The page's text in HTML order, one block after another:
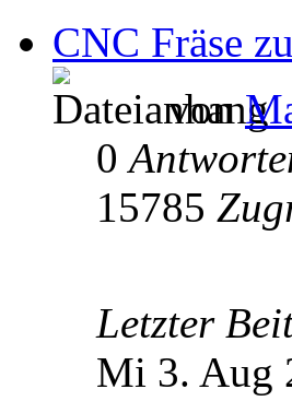
CNC Fräse
von
0
15785
Letzter
Mi 3. Aug